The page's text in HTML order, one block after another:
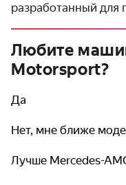
разработанный для
Любите
Motorsport?
Да
Нет, мне ближе
Лучше Mercedes-